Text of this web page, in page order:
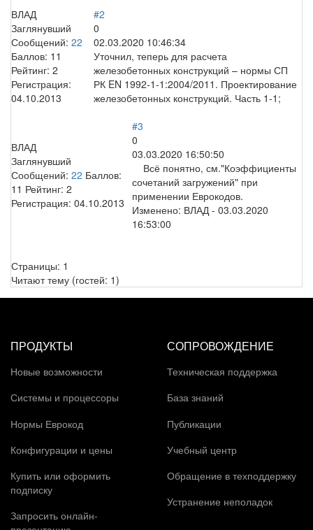
ВЛАД
Заглянувший
Сообщений: 22
Баллов: 11
Рейтинг: 2
Регистрация:
04.10.2013
#2
0
02.03.2020 10:46:34
Уточнил, теперь для расчета
железобетонных конструкций – нормы СП
РК EN 1992-1-1:2004/2011. Проектирование
железобетонных конструкций. Часть 1-1;
ВЛАД
Заглянувший
Сообщений: 22 Баллов:
11 Рейтинг: 2
Регистрация: 04.10.2013
#3
0
03.03.2020 16:50:50
Всё понятно, см."Коэффициенты
сочетаний загружений" при
применении Еврокодов.
Изменено: ВЛАД - 03.03.2020
16:53:00
Страницы: 1
Читают тему (гостей: 1)
ПРОДУКТЫ
Новые возможности
Системы и процессоры
Нормы Еврокод
Конфигурации и цены
Купить или оформить
подписку
Запросить онлайн-
СОПРОВОЖДЕНИЕ
Техническая поддержка
База знаний
Публикации
Учебный центр
Обращение в техподдержку
Устранение неполадок